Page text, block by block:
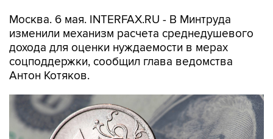
Москва. 6 мая. INTERFAX.RU - В Минтруда
изменили механизм расчета среднедушевого
дохода для оценки нуждаемости в мерах
соцподдержки, сообщил глава ведомства
Антон Котяков.